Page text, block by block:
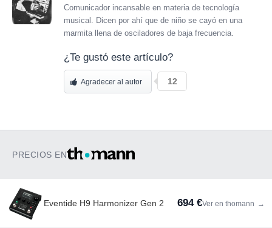
Comunicador incansable en materia de tecnología
musical. Dicen por ahí que de niño se cayó en una
marmita llena de osciladores de baja frecuencia.
¿Te gustó este artículo?
Agradecer al autor 12
PRECIOS EN
Eventide H9 Harmonizer Gen 2 694 €Ver en thomann →